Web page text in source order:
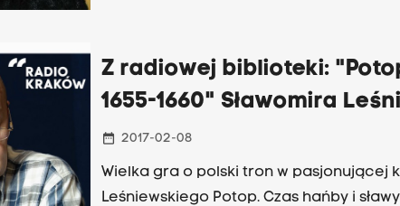
Z radiowej biblioteki:
1655-1660" Sławomira
date_range 2017-02-08
Wielka gra o polski tron w pasjonującej
Leśniewskiego Potop. Czas hańby i sławy 1655-1660 (Wydawnictwo